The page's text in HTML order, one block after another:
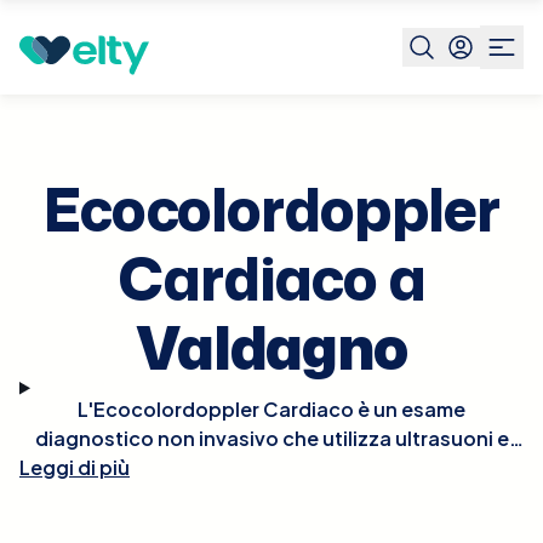
Prenota visita Valdagno
Ecocolordoppler
Cardiaco a
Valdagno
L'Ecocolordoppler Cardiaco è un esame
diagnostico non invasivo che utilizza ultrasuoni e
tecnologia Doppler per visualizzare in tempo reale le
Leggi di più